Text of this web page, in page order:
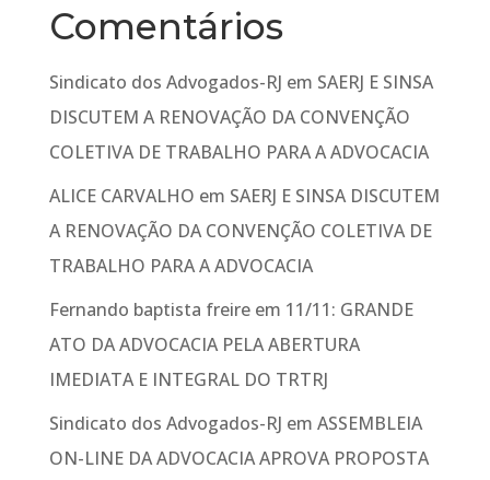
Comentários
Sindicato dos Advogados-RJ em SAERJ E SINSA
DISCUTEM A RENOVAÇÃO DA CONVENÇÃO
COLETIVA DE TRABALHO PARA A ADVOCACIA
ALICE CARVALHO em SAERJ E SINSA DISCUTEM
A RENOVAÇÃO DA CONVENÇÃO COLETIVA DE
TRABALHO PARA A ADVOCACIA
Fernando baptista freireem 11/11: GRANDE
ATO DA ADVOCACIA PELA ABERTURA
IMEDIATA E INTEGRAL DO TRTRJ
Sindicato dos Advogados-RJ em ASSEMBLEIA
ON-LINE DA ADVOCACIA APROVA PROPOSTA